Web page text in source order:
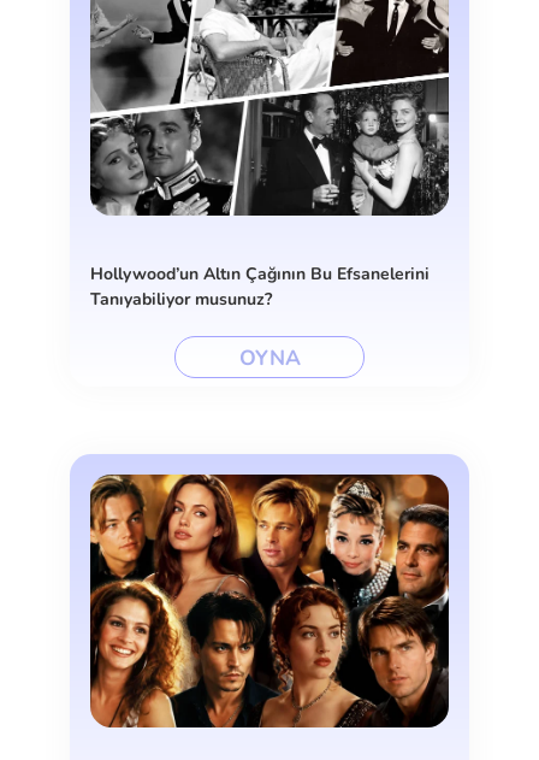
Hollywood’un Altın Çağının Bu Efsanelerini
Tanıyabiliyor musunuz?
OYNA